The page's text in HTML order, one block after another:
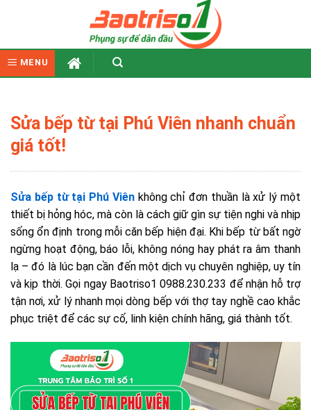
MENU
Sửa bếp từ tại Phú Viên nhanh chuẩn
giá tốt!
Sửa bếp từ tại Phú Viênkhông chỉ đơn thuần là xử lý một
thiết bị hỏng hóc, mà còn là cách giữ gìn sự tiện nghi và nhịp
sống ổn định trong mỗi căn bếp hiện đại. Khi bếp từ bất ngờ
ngừng hoạt động, báo lỗi, không nóng hay phát ra âm thanh
lạ – đó là lúc bạn cần đến một dịch vụ chuyên nghiệp, uy tín
và kịp thời. Gọi ngay Baotriso1 0988.230.233 để nhận hỗ trợ
tận nơi, xử lý nhanh mọi dòng bếp với thợ tay nghề cao khắc
phục triệt để các sự cố, linh kiện chính hãng, giá thành tốt.